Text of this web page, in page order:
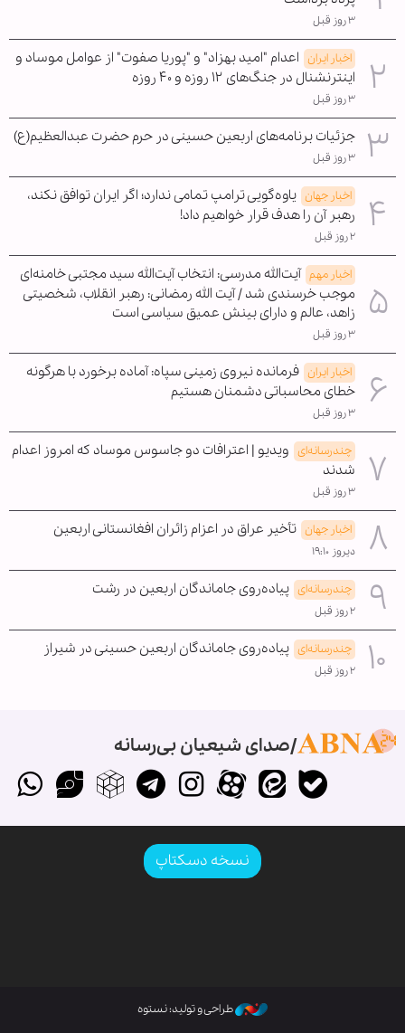
۳ روز قبل
اخبار ایران اعدام "امید بهزاد" و "پوریا صفوت" از عوامل موساد و
اینترنشنال در جنگ‌های ۱۲ روزه و ۴۰ روزه
۳ روز قبل
جزئیات برنامه‌های اربعین حسینی در حرم حضرت عبدالعظیم(ع)
۳ روز قبل
اخبار جهان یاوه‌گویی ترامپ تمامی ندارد؛ اگر ایران توافق نکند،
رهبر آن را هدف قرار خواهیم داد!
۲ روز قبل
اخبار مهم آیت‌الله مدرسی: انتخاب آیت‌الله سید مجتبی خامنه‌ای
موجب خرسندی شد / آیت الله رمضانی: رهبر انقلاب، شخصیتی
زاهد، عالم و دارای بینش عمیق سیاسی است
۳ روز قبل
اخبار ایران فرمانده نیروی زمینی سپاه: آماده برخورد با هرگونه
خطای محاسباتی دشمنان هستیم
۳ روز قبل
چندرسانه‌ای ویدیو | اعترافات دو جاسوس موساد که امروز اعدام
شدند
۳ روز قبل
اخبار جهان تأخیر عراق در اعزام زائران افغانستانی اربعین
دیروز ۱۹:۱۰
چندرسانه‌ای پیاده‌روی جاماندگان اربعین در رشت
۲ روز قبل
چندرسانه‌ای پیاده‌روی جاماندگان اربعین حسینی در شیراز
۲ روز قبل
صدای شیعیان بی‌رسانه
نسخه دسکتاپ
طراحی و تولید: نستوه